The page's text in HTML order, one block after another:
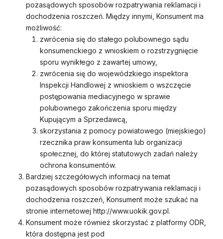
pozasądowych sposobów rozpatrywania reklamacji i
dochodzenia roszczeń. Między innymi, Konsument ma
możliwość:
zwrócenia się do stałego polubownego sądu
konsumenckiego z wnioskiem o rozstrzygnięcie
sporu wynikłego z zawartej umowy,
zwrócenia się do wojewódzkiego inspektora
Inspekcji Handlowej z wnioskiem o wszczęcie
postępowania mediacyjnego w sprawie
polubownego zakończenia sporu między
Kupującym a Sprzedawcą,
skorzystania z pomocy powiatowego (miejskiego)
rzecznika praw konsumenta lub organizacji
społecznej, do której statutowych zadań należy
ochrona konsumentów.
Bardziej szczegółowych informacji na temat
pozasądowych sposobów rozpatrywania reklamacji i
dochodzenia roszczeń, Konsument może szukać na
stronie internetowej http://www.uokik.gov.pl.
Konsument może również skorzystać z platformy ODR,
która dostępna jest pod